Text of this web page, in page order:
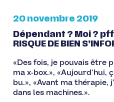
20 novembre 2019
Dépendant ? Moi ?
RISQUE DE BIEN
«Des fois, je pouvais être
ma x-box.», «Aujourd’hui,
bu.», «Avant ma thérapie,
dans les machines.».